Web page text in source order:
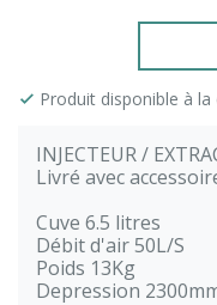
Produit disponible à
INJECTEUR /
Livré avec
Cuve 6.5 litres
Débit d'air 50L/S
Poids 13Kg
Depression